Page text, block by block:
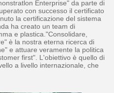
Enterprise" da parte di
con successo il certificato
la certificazione del sistema
ha creato un team di
e plastica."Consolidare,
è la nostra eterna ricerca di
e attuare veramente la politica
first". L'obiettivo è quello di
a livello internazionale, che